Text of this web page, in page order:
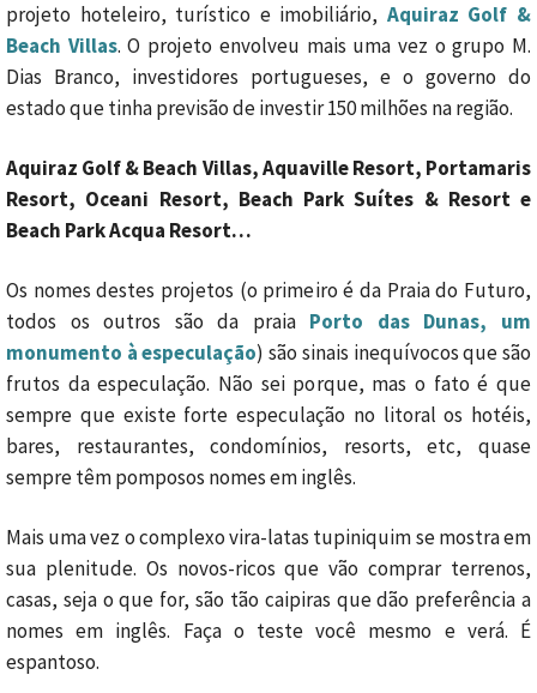
projeto hoteleiro, turístico e imobiliário, Aquiraz Golf &
Beach Villas. O projeto envolveu mais uma vez o grupo M.
Dias Branco, investidores portugueses, e o governo do
estado que tinha previsão de investir 150 milhões na região.
Aquiraz Golf & Beach Villas, Aquaville Resort, Portamaris
Resort, Oceani Resort, Beach Park Suítes & Resort e
Beach Park Acqua Resort…
Os nomes destes projetos (o primeiro é da Praia do Futuro,
todos os outros são da praia Porto das Dunas, um
monumento à especulação) são sinais inequívocos que são
frutos da especulação. Não sei porque, mas o fato é que
sempre que existe forte especulação no litoral os hotéis,
bares, restaurantes, condomínios, resorts, etc, quase
sempre têm pomposos nomes em inglês.
Mais uma vez o complexo vira-latas tupiniquim se mostra em
sua plenitude. Os novos-ricos que vão comprar terrenos,
casas, seja o que for, são tão caipiras que dão preferência a
nomes em inglês. Faça o teste você mesmo e verá. É
espantoso.